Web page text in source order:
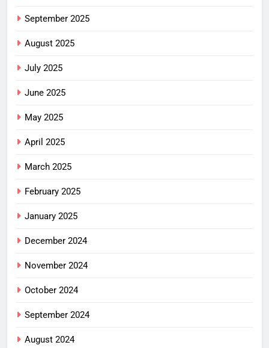
September 2025
August 2025
July 2025
June 2025
May 2025
April 2025
March 2025
February 2025
January 2025
December 2024
November 2024
October 2024
September 2024
August 2024